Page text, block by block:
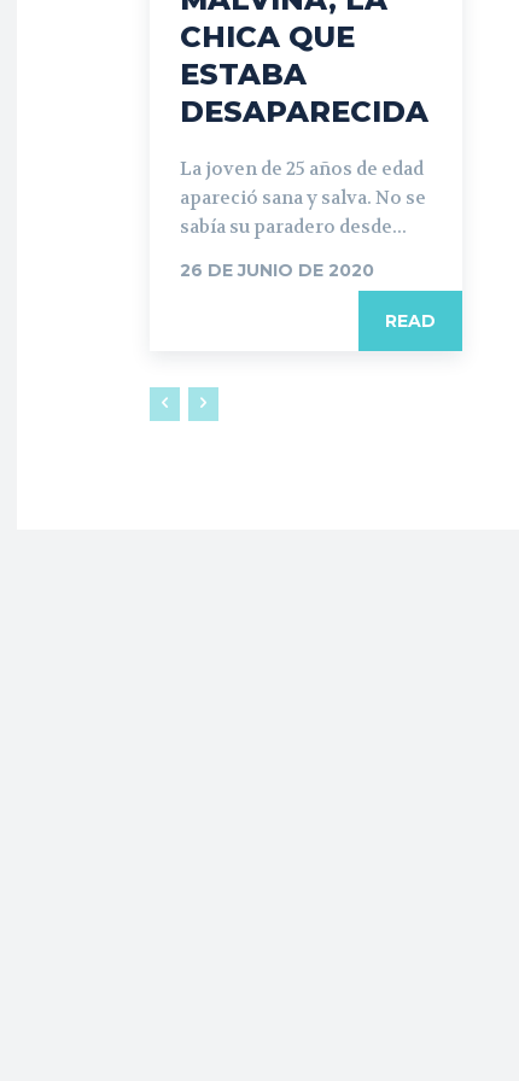
CHICA QUE
ESTABA
DESAPARECIDA
La joven de 25 años de edad
apareció sana y salva. No se
sabía su paradero desde...
26 DE JUNIO DE 2020
READ